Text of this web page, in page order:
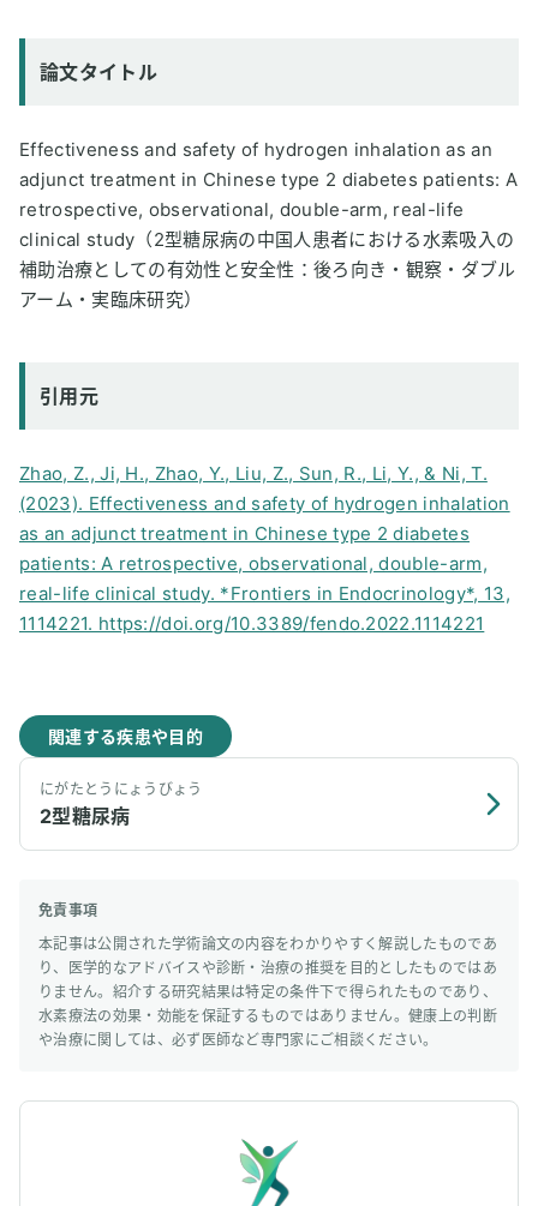
論文タイトル
Effectiveness and safety of hydrogen inhalation as an
adjunct treatment in Chinese type 2 diabetes patients: A
retrospective, observational, double-arm, real-life
clinical study（2型糖尿病の中国人患者における水素吸入の
補助治療としての有効性と安全性：後ろ向き・観察・ダブル
アーム・実臨床研究）
引用元
Zhao, Z., Ji, H., Zhao, Y., Liu, Z., Sun, R., Li, Y., & Ni, T.
(2023). Effectiveness and safety of hydrogen inhalation
as an adjunct treatment in Chinese type 2 diabetes
patients: A retrospective, observational, double-arm,
real-life clinical study. *Frontiers in Endocrinology*, 13,
1114221. https://doi.org/10.3389/fendo.2022.1114221
関連する疾患や目的
にがたとうにょうびょう
2型糖尿病
免責事項
本記事は公開された学術論文の内容をわかりやすく解説したものであ
り、医学的なアドバイスや診断・治療の推奨を目的としたものではあ
りません。紹介する研究結果は特定の条件下で得られたものであり、
水素療法の効果・効能を保証するものではありません。健康上の判断
や治療に関しては、必ず医師など専門家にご相談ください。